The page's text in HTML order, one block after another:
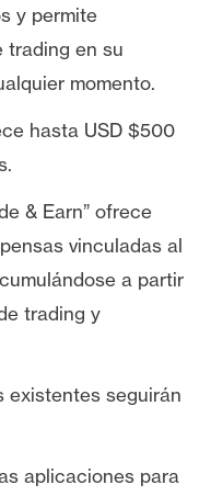
y permite
trading en su
momento.
hasta USD $500
& Earn” ofrece
vinculadas al
a partir
trading y
existentes seguirán
aplicaciones para